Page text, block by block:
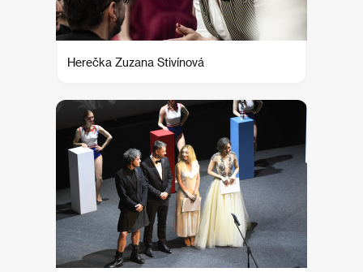
Herečka Zuzana Stivínová